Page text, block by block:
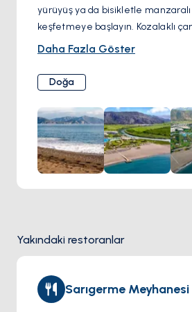
yürüyüş ya da bisikletle
keşfetmeye başlayın. Kozalaklı
dolanan kıvrımlı yollarda
dolaşırken, sahil boyunca gizlenmiş
izole güzelliklerine hayran
iç kesimlere doğru ilerleyin,
mavinin ufka uzandığı ve uzakta
görkemli manzaralarını sunar. Yol
hayvanlarla karşılaşabilirsiniz;
utangaç bir geyik veya yaban
olabilir. Macera arıyorsanız veya
unutulmaz bir deneyim vadediyor.
Daha Fazla Göster
Doğa
Yakındaki restoranlar
Sarıgerme Meyhanesi